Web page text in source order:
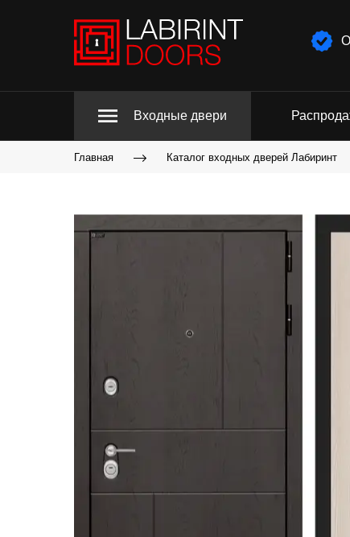
Входные двери
Главная Каталог входных дверей Лабиринт